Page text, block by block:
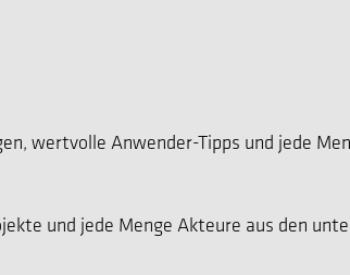
wertvolle Anwender-Tipps und jede
und jede Menge Akteure aus den